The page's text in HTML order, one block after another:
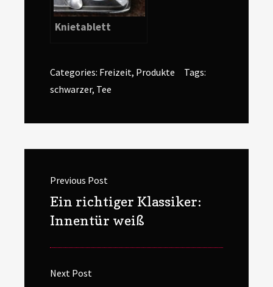
Knietablett
Categories: Freizeit, Produkte
Tags:
schwarzer, Tee
Previous Post
Previous
post:
Ein richtiger Klassiker:
Innentür weiß
Next Post